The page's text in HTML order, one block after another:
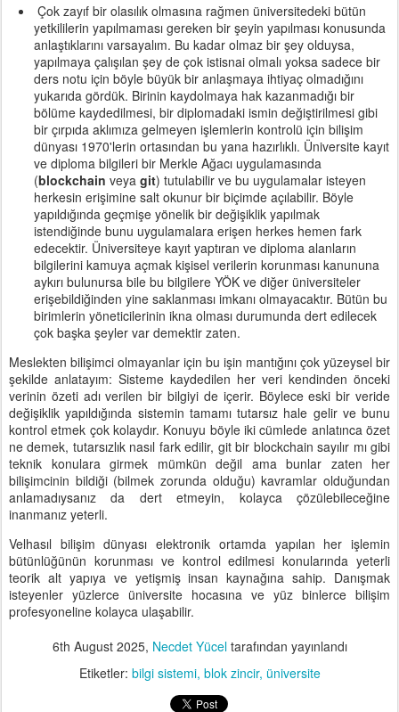
Çok zayıf bir olasılık olmasına rağmen üniversitedeki bütün
yetkililerin yapılmaması gereken bir şeyin yapılması konusunda
anlaştıklarını varsayalım. Bu kadar olmaz bir şey olduysa,
yapılmaya çalışılan şey de çok istisnai olmalı yoksa sadece bir
ders notu için böyle büyük bir anlaşmaya ihtiyaç olmadığını
yukarıda gördük. Birinin kaydolmaya hak kazanmadığı bir
bölüme kaydedilmesi, bir diplomadaki ismin değiştirilmesi gibi
bir çırpıda aklımıza gelmeyen işlemlerin kontrolü için bilişim
dünyası 1970'lerin ortasından bu yana hazırlıklı. Üniversite kayıt
ve diploma bilgileri bir Merkle Ağacı uygulamasında
(blockchain veya git) tutulabilir ve bu uygulamalar isteyen
herkesin erişimine salt okunur bir biçimde açılabilir. Böyle
yapıldığında geçmişe yönelik bir değişiklik yapılmak
istendiğinde bunu uygulamalara erişen herkes hemen fark
edecektir. Üniversiteye kayıt yaptıran ve diploma alanların
bilgilerini kamuya açmak kişisel verilerin korunması kanununa
aykırı bulunursa bile bu bilgilere YÖK ve diğer üniversiteler
erişebildiğinden yine saklanması imkanı olmayacaktır. Bütün bu
birimlerin yöneticilerinin ikna olması durumunda dert edilecek
çok başka şeyler var demektir zaten.
Meslekten bilişimci olmayanlar için bu işin mantığını çok yüzeysel bir
şekilde anlatayım: Sisteme kaydedilen her veri kendinden önceki
verinin özeti adı verilen bir bilgiyi de içerir. Böylece eski bir veride
değişiklik yapıldığında sistemin tamamı tutarsız hale gelir ve bunu
kontrol etmek çok kolaydır. Konuyu böyle iki cümlede anlatınca özet
ne demek, tutarsızlık nasıl fark edilir, git bir blockchain sayılır mı gibi
teknik konulara girmek mümkün değil ama bunlar zaten her
bilişimcinin bildiği (bilmek zorunda olduğu) kavramlar olduğundan
anlamadıysanız da dert etmeyin, kolayca çözülebileceğine
inanmanız yeterli.
Velhasıl bilişim dünyası elektronik ortamda yapılan her işlemin
bütünlüğünün korunması ve kontrol edilmesi konularında yeterli
teorik alt yapıya ve yetişmiş insan kaynağına sahip. Danışmak
isteyenler yüzlerce üniversite hocasına ve yüz binlerce bilişim
profesyoneline kolayca ulaşabilir.
6th August 2025, Necdet Yüceltarafından yayınlandı
Etiketler: bilgi sistemi blok zincir üniversite